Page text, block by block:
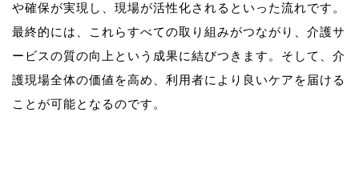
や確保が実現し、現場が活性化されるといった流れです。
最終的には、これらすべての取り組みがつながり、介護サ
ービスの質の向上という成果に結びつきます。そして、介
護現場全体の価値を高め、利用者により良いケアを届ける